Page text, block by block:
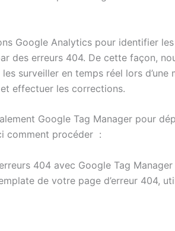
Google Analytics pour identifier
des erreurs 404. De cette façon,
surveiller en temps réel lors
et effectuer les corrections.
Google Tag Manager pour
comment procéder :
404 avec Google Tag Manager
de votre page d’erreur 404,